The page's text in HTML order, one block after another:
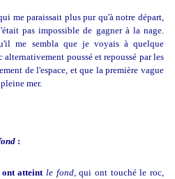
me paraissait plus pur qu'à notre départ,
pas impossible de gagner à la nage.
me sembla que je voyais à quelque
alternativement poussé et repoussé par les
de l'espace, et que la première vague
mer.
:
ont atteint le fond,qui ont touché le roc,